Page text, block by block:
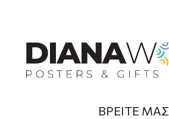
ΒΡΕΙΤΕ ΜΑΣ